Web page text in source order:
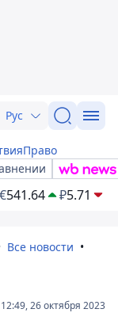
Рус
Право
€541.64 ₽5.71
Все новости
12:49, 26 октября 2023